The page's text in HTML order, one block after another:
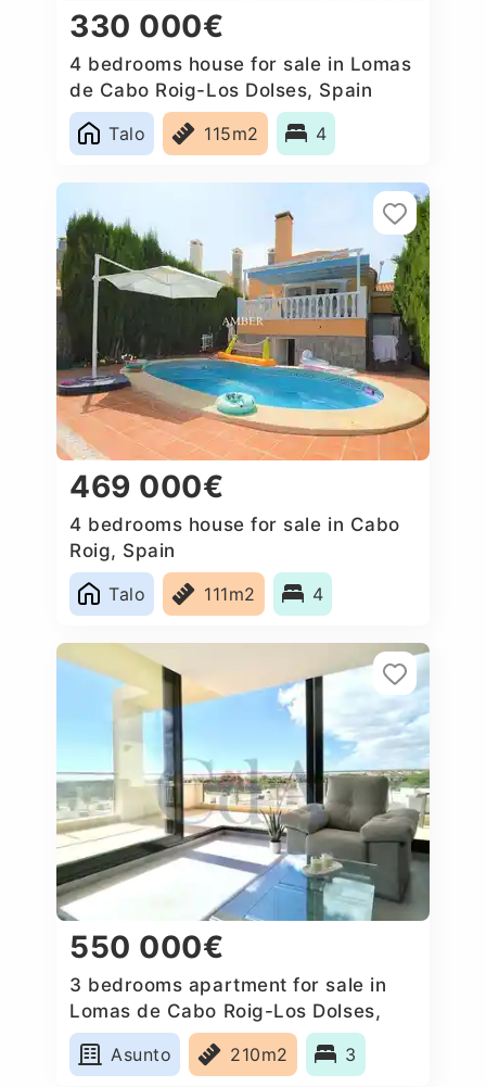
330 000€
4 bedrooms house for sale in Lomas
de Cabo Roig-Los Dolses, Spain
Talo
115m2 4
469 000€
4 bedrooms house for sale in Cabo
Roig, Spain
Talo
111m2 4
550 000€
3 bedrooms apartment for sale in
Lomas de Cabo Roig-Los Dolses,
Spain
Asunto
210m2 3